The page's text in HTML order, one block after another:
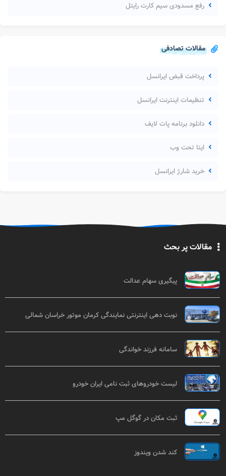
رفع مسدودی سیم کارت رایتل
مقالات تصادفی
پرداخت قبض ایرانسل
تنظیمات اینترنت ایرانسل
دانلود برنامه پات لایف
ایتا تحت وب
خرید شارژ ایرانسل
مقالات پر بحث
پیگیری سهام عدالت
نوبت دهی اینترنتی نمایندگی کرمان موتور خراسان شمالی
سامانه فرزند خواندگی
لیست خودروهای ثبت نامی ایران خودرو
ثبت مکان در گوگل مپ
کند شدن ویندوز